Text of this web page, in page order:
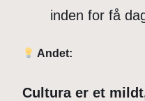
inden for få
Andet:
Cultura er et